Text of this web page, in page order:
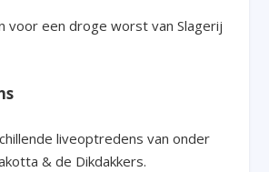
voor een droge worst van Slagerij
liveoptredens van onder
& de Dikdakkers.